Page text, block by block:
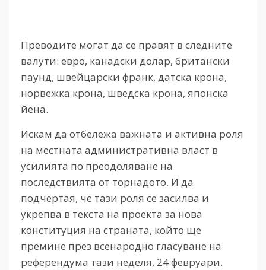
Преводите могат да се правят в следните
валути: евро, канадски долар, британски
паунд, швейцарски франк, датска крона,
норвежка крона, шведска крона, японска
йена.
Искам да отбележа важната и активна роля
на местната административна власт в
усилията по преодоляване на
последствията от торнадото. И да
подчертая, че тази роля се засилва и
укрепва в текста на проекта за нова
конституция на страната, който ще
премине през всенародно гласуване на
референдума тази неделя, 24 февруари.